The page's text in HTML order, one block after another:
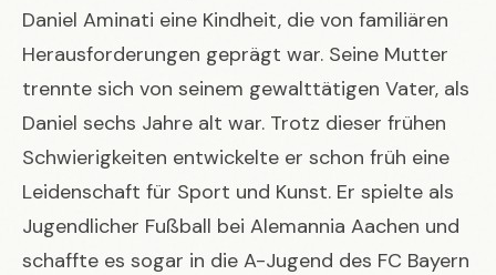
Daniel Aminati eine Kindheit, die von familiären
Herausforderungen geprägt war. Seine Mutter
trennte sich von seinem gewalttätigen Vater, als
Daniel sechs Jahre alt war. Trotz dieser frühen
Schwierigkeiten entwickelte er schon früh eine
Leidenschaft für Sport und Kunst. Er spielte als
Jugendlicher Fußball bei Alemannia Aachen und
schaffte es sogar in die A-Jugend des FC Bayern